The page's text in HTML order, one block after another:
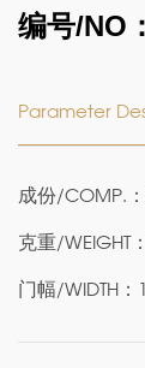
编号/NO
Parameter
成份/COMP.
克重/WEIGHT
门幅/WIDTH